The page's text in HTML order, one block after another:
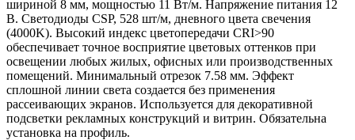
шириной 8 мм, мощностью 11 Вт/м. Напряжение питания 12
В. Светодиоды CSP, 528 шт/м, дневного цвета свечения
(4000K). Высокий индекс цветопередачи CRI>90
обеспечивает точное восприятие цветовых оттенков при
освещении любых жилых, офисных или производственных
помещений. Минимальный отрезок 7.58 мм. Эффект
сплошной линии света создается без применения
рассеивающих экранов. Используется для декоративной
подсветки рекламных конструкций и витрин. Обязательна
установка на профиль.